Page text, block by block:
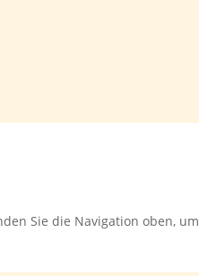
Sie die Navigation oben, um